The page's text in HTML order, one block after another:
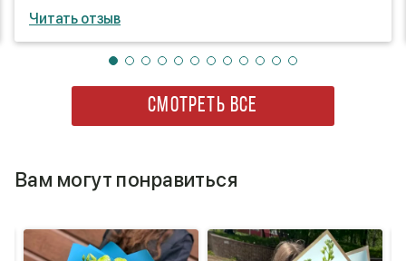
Читать отзыв
СМОТРЕТЬ ВСЕ
Вам могут понравиться